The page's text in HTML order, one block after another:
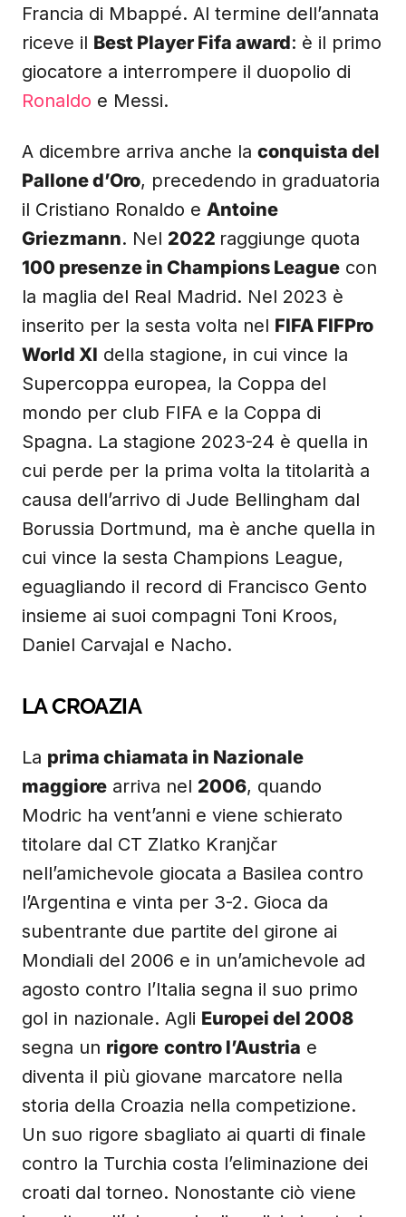
Francia di Mbappé. Al termine dell’annata
riceve il Best Player Fifa award: è il primo
giocatore a interrompere il duopolio di
Ronaldo e Messi.
A dicembre arriva anche la conquista del
Pallone d’Oro, precedendo in graduatoria
il Cristiano Ronaldo e Antoine
Griezmann. Nel 2022 raggiunge quota
100 presenze in Champions League con
la maglia del Real Madrid. Nel 2023 è
inserito per la sesta volta nel FIFA FIFPro
World XI della stagione, in cui vince la
Supercoppa europea, la Coppa del
mondo per club FIFA e la Coppa di
Spagna. La stagione 2023-24 è quella in
cui perde per la prima volta la titolarità a
causa dell’arrivo di Jude Bellingham dal
Borussia Dortmund, ma è anche quella in
cui vince la sesta Champions League,
eguagliando il record di Francisco Gento
insieme ai suoi compagni Toni Kroos,
Daniel Carvajal e Nacho.
LA CROAZIA
La prima chiamata in Nazionale
maggiore arriva nel 2006, quando
Modric ha vent’anni e viene schierato
titolare dal CT Zlatko Kranjčar
nell’amichevole giocata a Basilea contro
l’Argentina e vinta per 3-2. Gioca da
subentrante due partite del girone ai
Mondiali del 2006 e in un’amichevole ad
agosto contro l’Italia segna il suo primo
gol in nazionale. Agli Europei del 2008
segna un rigore contro l’Austria e
diventa il più giovane marcatore nella
storia della Croazia nella competizione.
Un suo rigore sbagliato ai quarti di finale
contro la Turchia costa l’eliminazione dei
croati dal torneo. Nonostante ciò viene